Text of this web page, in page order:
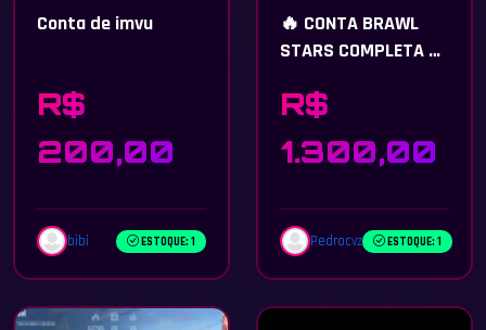
Conta de imvu
R$
200,00
bibi ESTOQUE: 1
🔥 CONTA BRAWL
STARS COMPLETA À
R$
1.300,00
Pedrocvz ESTOQUE: 1